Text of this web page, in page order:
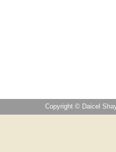
Copyright © Daicel